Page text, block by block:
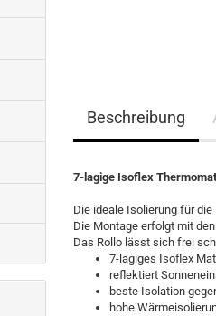
Beschreibung
7-lagige Isoflex
Die ideale Isolierung für
Die Montage erfolgt mit
Das Rollo lässt sich frei
7-lagiges Isoflex
reflektiert
beste Isolation
hohe